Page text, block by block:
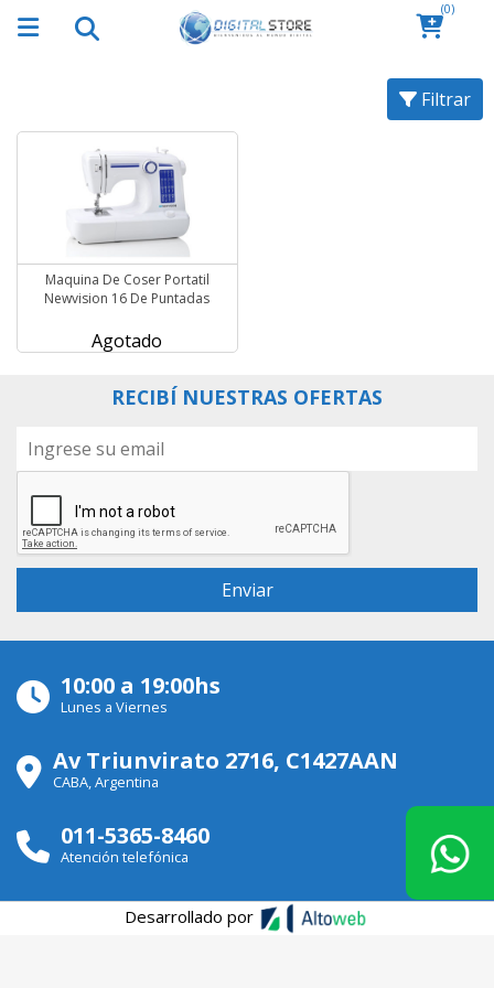
(0)
Filtrar
Maquina De Coser Portatil
Newvision 16 De Puntadas
Agotado
RECIBÍ NUESTRAS OFERTAS
10:00 a 19:00hs
Lunes a Viernes
Av Triunvirato 2716, C1427AAN
CABA, Argentina
011-5365-8460
Atención telefónica
Desarrollado por